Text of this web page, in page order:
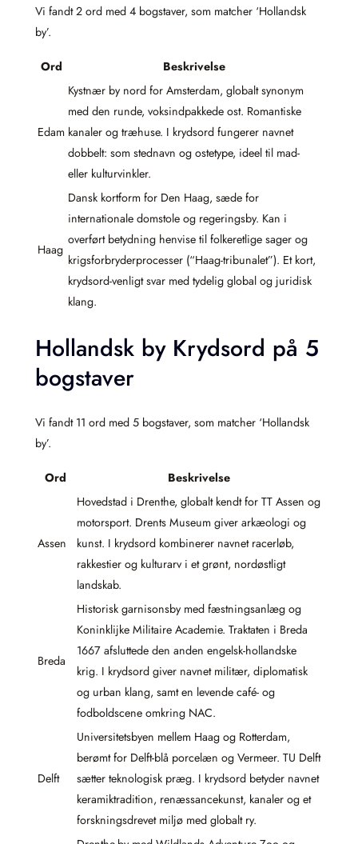
Vi fandt 2 ord med 4 bogstaver, som matcher ‘Hollandsk
by’.
Ord Beskrivelse
Edam
Kystnær by nord for Amsterdam, globalt synonym
med den runde, voksindpakkede ost. Romantiske
kanaler og træhuse. I krydsord fungerer navnet
dobbelt: som stednavn og ostetype, ideel til mad-
eller kulturvinkler.
Haag
Dansk kortform for Den Haag, sæde for
internationale domstole og regeringsby. Kan i
overført betydning henvise til folkeretlige sager og
krigsforbryderprocesser (“Haag-tribunalet”). Et kort,
krydsord-venligt svar med tydelig global og juridisk
klang.
Hollandsk by Krydsord på 5
bogstaver
Vi fandt 11 ord med 5 bogstaver, som matcher ‘Hollandsk
by’.
Ord Beskrivelse
Assen
Hovedstad i Drenthe, globalt kendt for TT Assen og
motorsport. Drents Museum giver arkæologi og
kunst. I krydsord kombinerer navnet racerløb,
rakkestier og kulturarv i et grønt, nordøstligt
landskab.
Breda
Historisk garnisonsby med fæstningsanlæg og
Koninklijke Militaire Academie. Traktaten i Breda
1667 afsluttede den anden engelsk-hollandske
krig. I krydsord giver navnet militær, diplomatisk
og urban klang, samt en levende café- og
fodboldscene omkring NAC.
Delft
Universitetsbyen mellem Haag og Rotterdam,
berømt for Delft-blå porcelæn og Vermeer. TU Delft
sætter teknologisk præg. I krydsord betyder navnet
keramiktradition, renæssancekunst, kanaler og et
forskningsdrevet miljø med globalt ry.